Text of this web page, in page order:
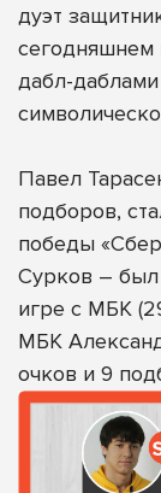
дуэт
сегодняшнем
дабл-
Павел
подборов,
победы
Сурков –
игре с МБК
МБК
очков и 9